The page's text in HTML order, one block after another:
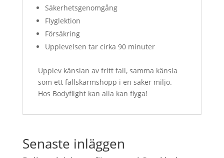
Säkerhetsgenomgång
Flyglektion
Försäkring
Upplevelsen tar cirka 90 minuter
Upplev känslan av fritt fall, samma känsla
som ett fallskärmshopp i en säker miljö.
Hos Bodyflight kan alla kan flyga!
Senaste inläggen